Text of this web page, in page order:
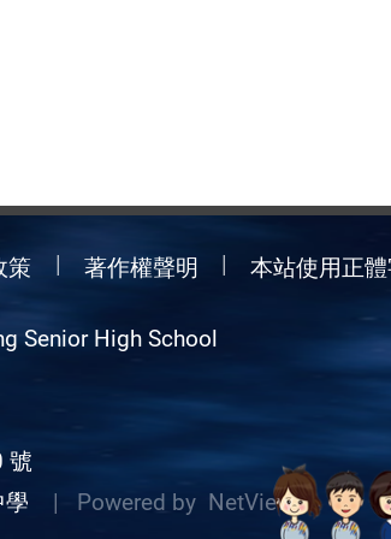
策 著作權聲明 本站使用正
Senior High School
號
學 | Powered by NetView